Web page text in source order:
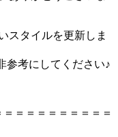
スタイルを更新しま
参考にしてください♪
＝＝＝＝＝＝＝＝＝